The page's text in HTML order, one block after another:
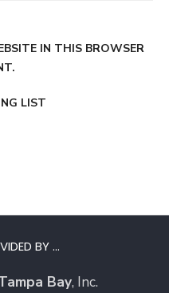
IN THIS BROWSER
LIST
BY …
Bay, Inc.